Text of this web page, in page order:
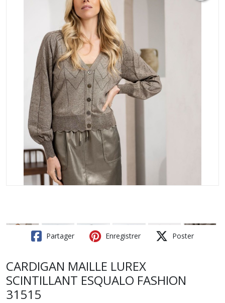
Partager Enregistrer Poster
CARDIGAN MAILLE LUREX
SCINTILLANT ESQUALO FASHION
31515